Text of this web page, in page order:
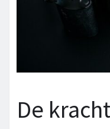
De